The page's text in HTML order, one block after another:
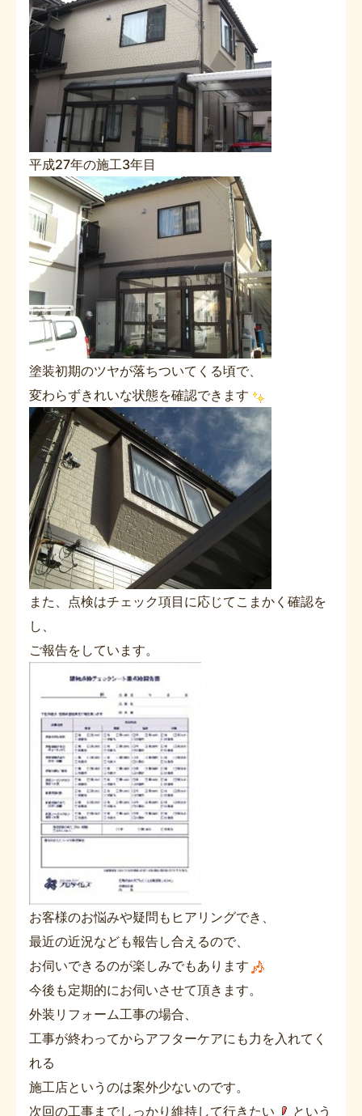
平成27年の施工3年目
塗装初期のツヤが落ちついてくる頃で、
変わらずきれいな状態を確認できます
また、点検はチェック項目に応じてこまかく確認を
し、
ご報告をしています。
お客様のお悩みや疑問もヒアリングでき、
最近の近況なども報告し合えるので、
お伺いできるのが楽しみでもあります
今後も定期的にお伺いさせて頂きます。
外装リフォーム工事の場合、
工事が終わってからアフターケアにも力を入れてく
れる
施工店というのは案外少ないのです。
次回の工事までしっかり維持して行きたい
という